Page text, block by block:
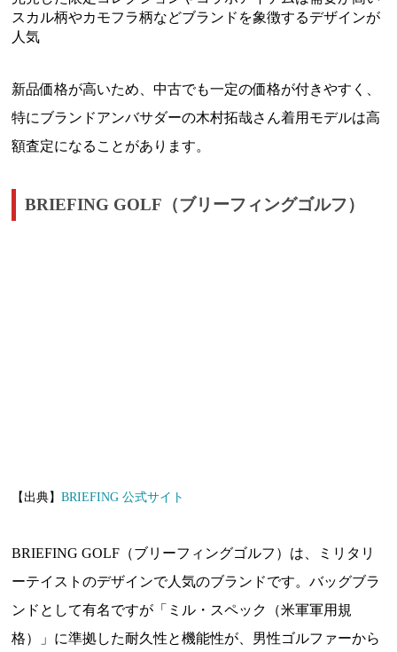
スカル柄やカモフラ柄などブランドを象徴するデザインが
人気
新品価格が高いため、中古でも一定の価格が付きやすく、
特にブランドアンバサダーの木村拓哉さん着用モデルは高
額査定になることがあります。
BRIEFING GOLF（ブリーフィングゴルフ）
【出典】BRIEFING 公式サイト
BRIEFING GOLF（ブリーフィングゴルフ）は、ミリタリ
ーテイストのデザインで人気のブランドです。バッグブラ
ンドとして有名ですが「ミル・スペック（米軍軍用規
格）」に準拠した耐久性と機能性が、男性ゴルファーから